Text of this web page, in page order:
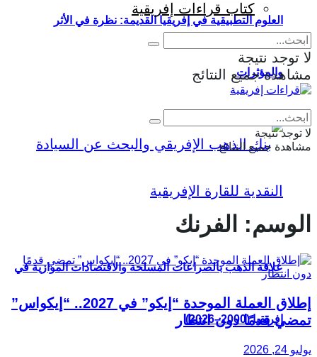
العلوم التطبيقية في إفريقيا القديمة: نظرة في الأثر
والمؤثرات
علاقة الذهب بالصراعات المسلحة والاقتصادات الموازية في
إفريقيا (2000–2026)
كتاب قراءات إفريقية
لا توجد نتيجة
مشاهدة جميع النتائج
لا توجد نتيجة
مشاهدة جميع النتائج
الوسم: الفرنك
إطلاق العملة الموحدة “إيكو” في 2027.. “إيكواس”
تمضي قدمًا دون انتظار
يوليو 24, 2026